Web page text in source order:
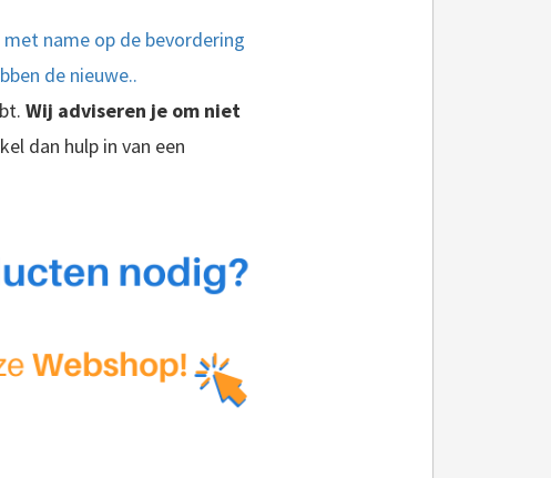
name op de bevordering
de nieuwe..
Wij adviseren je om niet
dan hulp in van een